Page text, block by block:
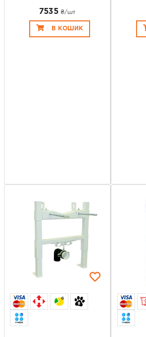
7535 ₴/шт
В КОШИК
6